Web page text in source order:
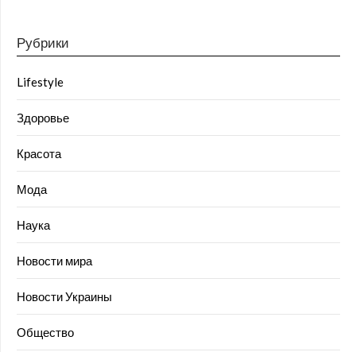
Рубрики
Lifestyle
Здоровье
Красота
Мода
Наука
Новости мира
Новости Украины
Общество